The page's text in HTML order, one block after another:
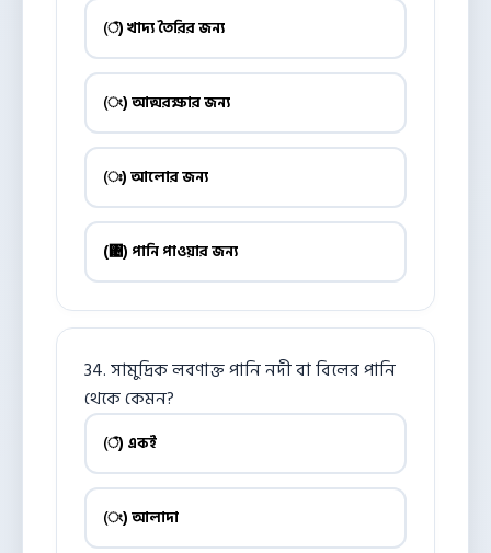
(ঁ) খাদ্য তৈরির জন্য
(ং) আত্মরক্ষার জন্য
(ঃ) আলোর জন্য
(঄) পানি পাওয়ার জন্য
34. সামুদ্রিক লবণাক্ত পানি নদী বা বিলের পানি
থেকে কেমন?
(ঁ) একই
(ং) আলাদা